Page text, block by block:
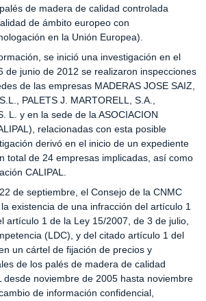
de madera de calidad controlada
de ámbito europeo con
en la Unión Europea).
se inició una investigación en el
de junio de 2012 se realizaron inspecciones
de las empresas MADERAS JOSE SAIZ,
PALETS J. MARTORELL, S.A.,
L. y en la sede de la ASOCIACION
relacionadas con esta posible
derivó en el inicio de un expediente
total de 24 empresas implicadas, así como
CALIPAL.
de septiembre, el Consejo de la CNMC
existencia de una infracción del artículo 1
artículo 1 de la Ley 15/2007, de 3 de julio,
(LDC), y del citado artículo 1 del
un cártel de fijación de precios y
de los palés de madera de calidad
desde noviembre de 2005 hasta noviembre
de información confidencial,